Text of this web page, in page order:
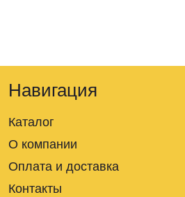
Навигация
Каталог
О компании
Оплата и доставка
Контакты